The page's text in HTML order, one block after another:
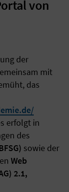
von
der
mit
das
erfolgt in
des
sowie der
Web
2.1,